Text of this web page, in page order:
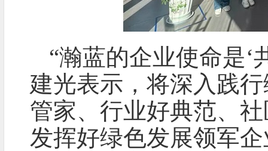
“瀚蓝的企业使命是‘
建光表示，将深入践
管家、行业好典范、
发挥好绿色发展领军